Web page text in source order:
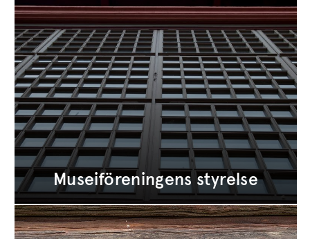
Museiföreningens styrelse